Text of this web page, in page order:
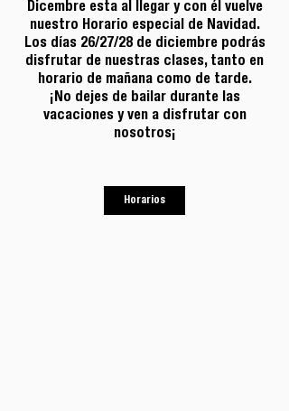
Dicembre esta al llegar y con él vuelve
nuestro Horario especial de Navidad.
Los días 26/27/28 de diciembre podrás
disfrutar de nuestras clases, tanto en
horario de mañana como de tarde.
¡No dejes de bailar durante las
vacaciones y ven a disfrutar con
nosotros¡
Horarios